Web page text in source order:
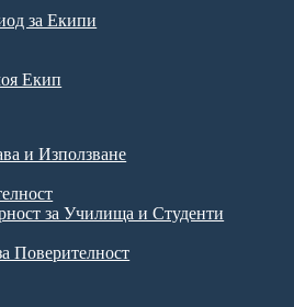
за Екипи
Екип
и Използване
за Училища и Студенти
Поверителност